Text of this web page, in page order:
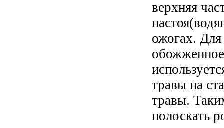
верхняя
ожогах.
травы на
травы.
полоскать